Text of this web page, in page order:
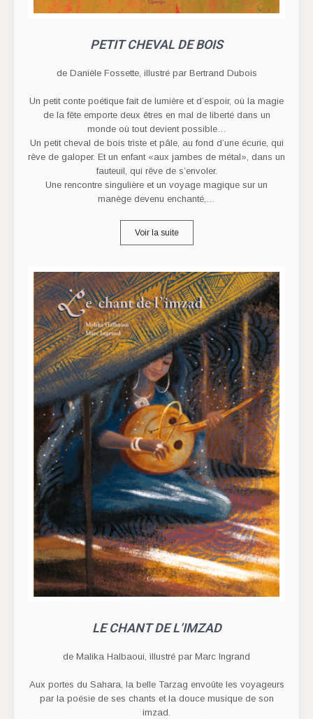
PETIT CHEVAL DE BOIS
de Danièle Fossette, illustré par Bertrand Dubois
Un petit conte poétique fait de lumière et d’espoir, où la magie
de la fête emporte deux êtres en mal de liberté dans un
monde où tout devient possible…
Un petit cheval de bois triste et pâle, au fond d’une écurie, qui
rêve de galoper. Et un enfant «aux jambes de métal», dans un
fauteuil, qui rêve de s’envoler.
Une rencontre singulière et un voyage magique sur un
manège devenu enchanté,…
Voir la suite
LE CHANT DE L’IMZAD
de Malika Halbaoui, illustré par Marc Ingrand
Aux portes du Sahara, la belle Tarzag envoûte les voyageurs
par la poésie de ses chants et la douce musique de son
imzad.